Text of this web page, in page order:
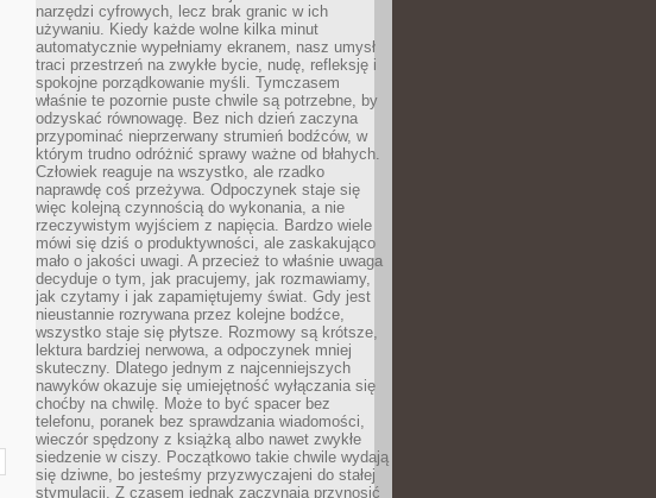
narzędzi cyfrowych, lecz brak granic w ich
używaniu. Kiedy każde wolne kilka minut
automatycznie wypełniamy ekranem, nasz umysł
traci przestrzeń na zwykłe bycie, nudę, refleksję i
spokojne porządkowanie myśli. Tymczasem
właśnie te pozornie puste chwile są potrzebne, by
odzyskać równowagę. Bez nich dzień zaczyna
przypominać nieprzerwany strumień bodźców, w
którym trudno odróżnić sprawy ważne od błahych.
Człowiek reaguje na wszystko, ale rzadko
naprawdę coś przeżywa. Odpoczynek staje się
więc kolejną czynnością do wykonania, a nie
rzeczywistym wyjściem z napięcia. Bardzo wiele
mówi się dziś o produktywności, ale zaskakująco
mało o jakości uwagi. A przecież to właśnie uwaga
decyduje o tym, jak pracujemy, jak rozmawiamy,
jak czytamy i jak zapamiętujemy świat. Gdy jest
nieustannie rozrywana przez kolejne bodźce,
wszystko staje się płytsze. Rozmowy są krótsze,
lektura bardziej nerwowa, a odpoczynek mniej
skuteczny. Dlatego jednym z najcenniejszych
nawyków okazuje się umiejętność wyłączania się
choćby na chwilę. Może to być spacer bez
telefonu, poranek bez sprawdzania wiadomości,
wieczór spędzony z książką albo nawet zwykłe
siedzenie w ciszy. Początkowo takie chwile wydają
się dziwne, bo jesteśmy przyzwyczajeni do stałej
stymulacji. Z czasem jednak zaczynają przynosić